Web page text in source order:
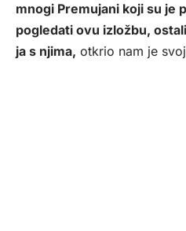
mnogi Premujani koji su je
pogledati ovu izložbu,
ja s njima, otkrio nam je